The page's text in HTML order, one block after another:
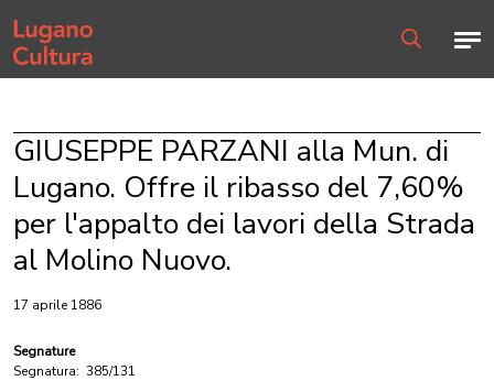
Home page
GIUSEPPE PARZANI alla Mun. di
Lugano. Offre il ribasso del 7,60%
per l'appalto dei lavori della Strada
al Molino Nuovo.
17 aprile 1886
Segnature
Segnatura: 385/131